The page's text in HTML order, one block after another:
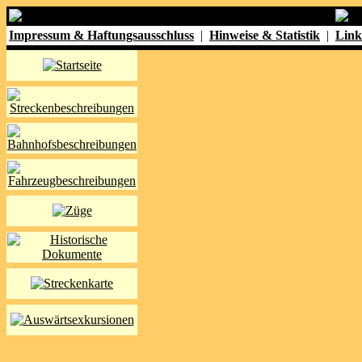
Impressum & Haftungsausschluss | Hinweise & Statistik |